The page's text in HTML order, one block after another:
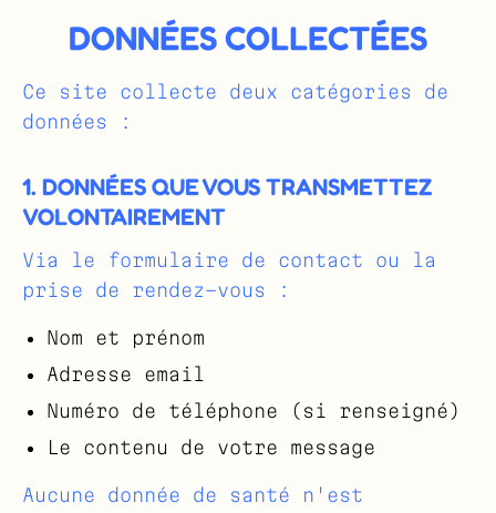
DONNÉES COLLECTÉES
Ce site collecte deux catégories de
données :
1. DONNÉES QUE VOUS TRANSMETTEZ
VOLONTAIREMENT
Via le formulaire de contact ou la
prise de rendez-vous :
Nom et prénom
Adresse email
Numéro de téléphone (si renseigné)
Le contenu de votre message
Aucune donnée de santé n'est